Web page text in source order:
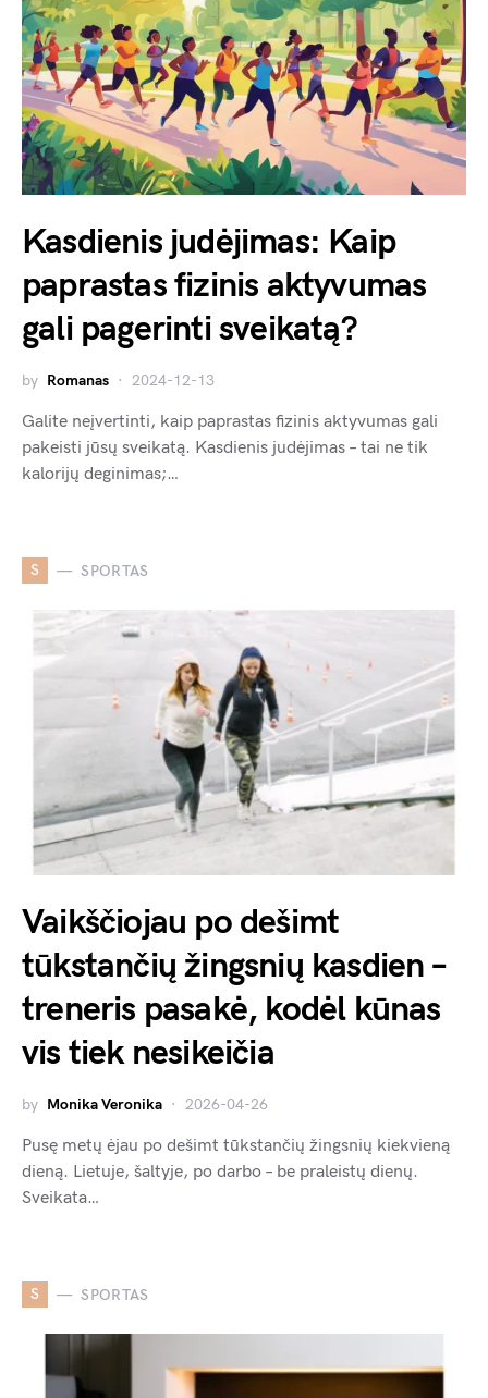
Kasdienis judėjimas: Kaip
paprastas fizinis aktyvumas
gali pagerinti sveikatą?
by Romanas 2024-12-13
Galite neįvertinti, kaip paprastas fizinis aktyvumas gali
pakeisti jūsų sveikatą. Kasdienis judėjimas – tai ne tik
kalorijų deginimas;…
S SPORTAS
Vaikščiojau po dešimt
tūkstančių žingsnių kasdien –
treneris pasakė, kodėl kūnas
vis tiek nesikeičia
by Monika Veronika 2026-04-26
Pusę metų ėjau po dešimt tūkstančių žingsnių kiekvieną
dieną. Lietuje, šaltyje, po darbo – be praleistų dienų.
Sveikata…
S SPORTAS